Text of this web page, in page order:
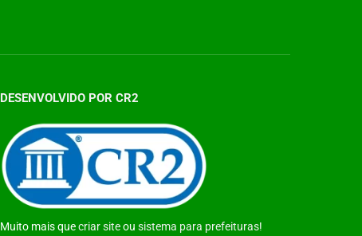
DESENVOLVIDO POR CR2
Muito mais quecriar siteou sistema para prefeituras!